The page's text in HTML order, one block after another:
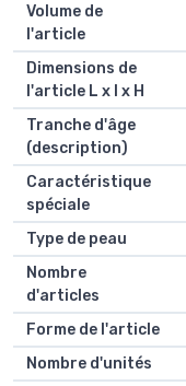
Volume de
l'article
Dimensions de
l'article L x l x H
Tranche d'âge
(description)
Caractéristique
spéciale
Type de peau
Nombre
d'articles
Forme de l'article
Nombre d'unités